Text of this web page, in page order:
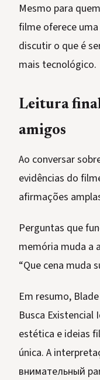
Mesmo para
filme oferece
discutir o que é
mais tecnológico.
Leitura
amigos
Ao conversar
evidências do
afirmações
Perguntas que
memória muda a
“Que cena muda
Em resumo,
Busca
estética e ideias
única. A
внимательный